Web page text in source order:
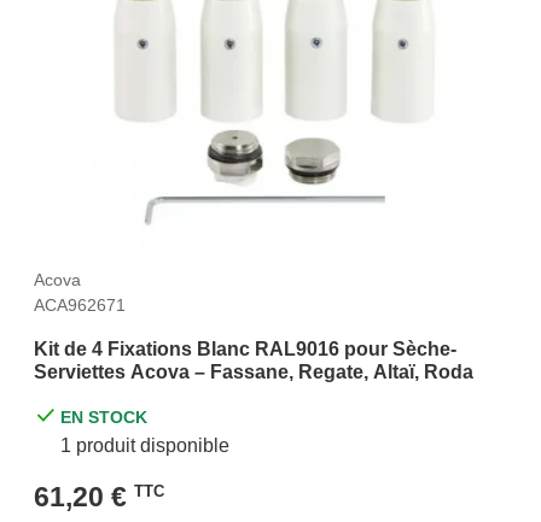
Acova
ACA962671
Kit de 4 Fixations Blanc RAL9016 pour Sèche-
Serviettes Acova – Fassane, Regate, Altaï, Roda
EN STOCK
1 produit disponible
61,20 € TTC